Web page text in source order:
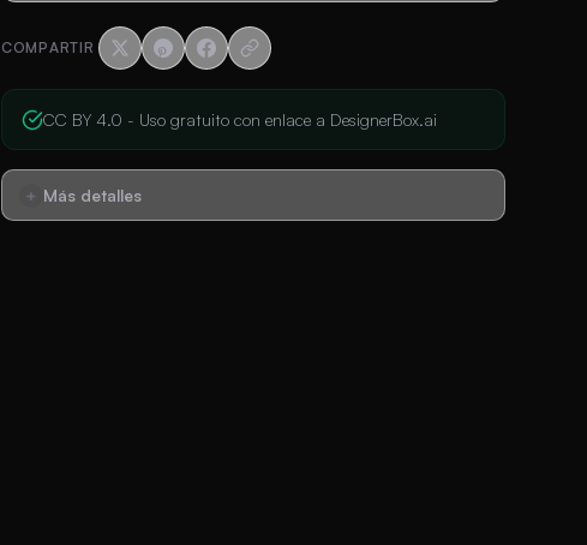
COMPARTIR
CC BY 4.0 - Uso gratuito con enlace a DesignerBox.ai
Más detalles